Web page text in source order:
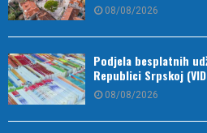
08/08/2026
Podjela besplatnih
Republici Srpskoj
08/08/2026